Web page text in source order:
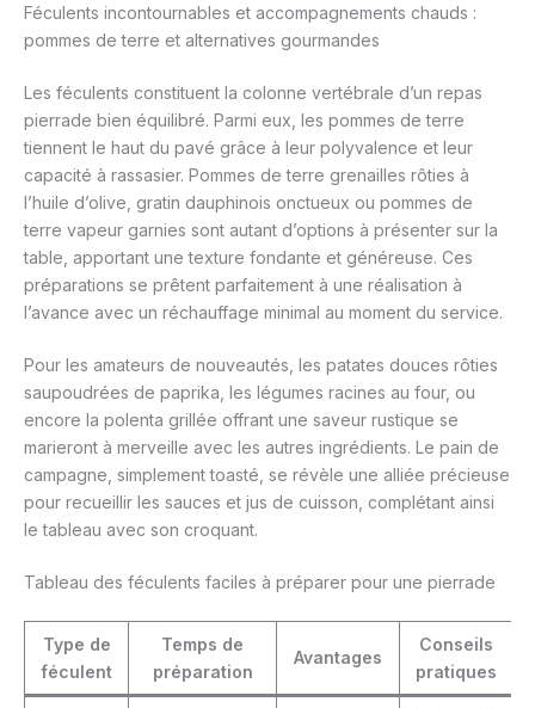
Féculents incontournables et accompagnements chauds :
pommes de terre et alternatives gourmandes
Les féculents constituent la colonne vertébrale d’un repas
pierrade bien équilibré. Parmi eux, les pommes de terre
tiennent le haut du pavé grâce à leur polyvalence et leur
capacité à rassasier. Pommes de terre grenailles rôties à
l’huile d’olive, gratin dauphinois onctueux ou pommes de
terre vapeur garnies sont autant d’options à présenter sur la
table, apportant une texture fondante et généreuse. Ces
préparations se prêtent parfaitement à une réalisation à
l’avance avec un réchauffage minimal au moment du service.
Pour les amateurs de nouveautés, les patates douces rôties
saupoudrées de paprika, les légumes racines au four, ou
encore la polenta grillée offrant une saveur rustique se
marieront à merveille avec les autres ingrédients. Le pain de
campagne, simplement toasté, se révèle une alliée précieuse
pour recueillir les sauces et jus de cuisson, complétant ainsi
le tableau avec son croquant.
Tableau des féculents faciles à préparer pour une pierrade
Type de
féculent
Temps de
préparation
Avantages
Conseils
pratiques